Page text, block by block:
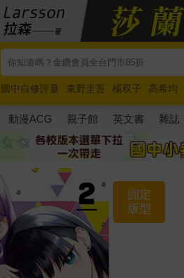
國中自修評量 東野圭吾 楊双子 高希均
唯紅花綻放
奧德賽 路邊攤新作 馬斯克
動漫ACG 親子館 英文書 雜誌
固定
版型